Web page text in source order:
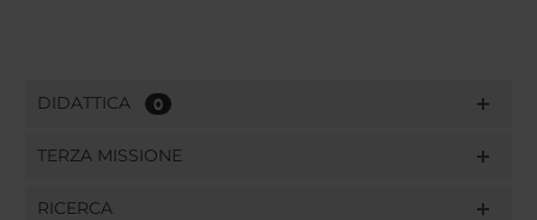
DIDATTICA 0
TERZA MISSIONE
RICERCA